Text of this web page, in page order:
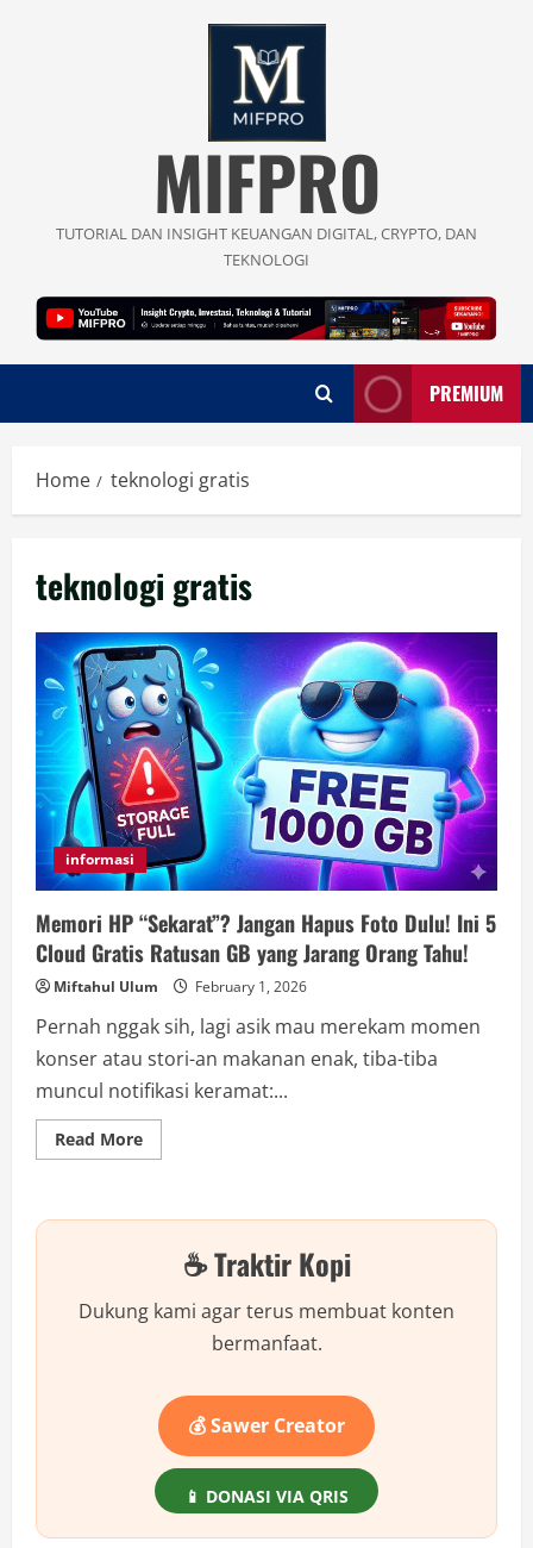
MIFPRO
TUTORIAL DAN INSIGHT KEUANGAN DIGITAL, CRYPTO, DAN
TEKNOLOGI
PREMIUM
Home teknologi gratis
teknologi gratis
informasi
Memori HP “Sekarat”? Jangan Hapus Foto Dulu! Ini 5
Cloud Gratis Ratusan GB yang Jarang Orang Tahu!
Miftahul Ulum February 1, 2026
Pernah nggak sih, lagi asik mau merekam momen
konser atau stori-an makanan enak, tiba-tiba
muncul notifikasi keramat:...
Read MoreRead
more
“Sekarat”?
Hapus
Ini
5
yang
Jarang
Orang
Tahu!
☕ Traktir Kopi
Dukung kami agar terus membuat konten
bermanfaat.
💰 Sawer Creator
📱 DONASI VIA QRIS